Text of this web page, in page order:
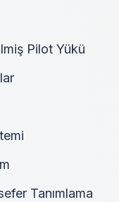
Pilot Yükü
Tanımlama